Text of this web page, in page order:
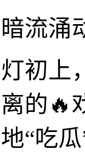
流
初上
的🔥
“吃